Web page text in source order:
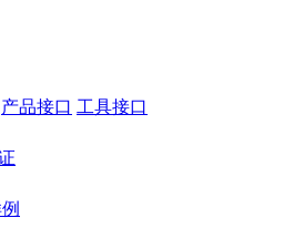
产品接口 工具接口